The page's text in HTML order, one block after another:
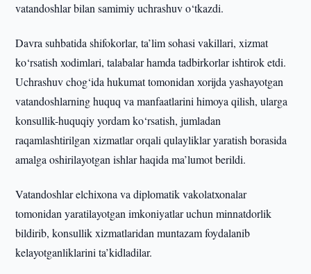
vatandoshlar bilan samimiy uchrashuv o‘tkazdi.
Davra suhbatida shifokorlar, ta’lim sohasi vakillari, xizmat
ko‘rsatish xodimlari, talabalar hamda tadbirkorlar ishtirok etdi.
Uchrashuv chog‘ida hukumat tomonidan xorijda yashayotgan
vatandoshlarning huquq va manfaatlarini himoya qilish, ularga
konsullik-huquqiy yordam ko‘rsatish, jumladan
raqamlashtirilgan xizmatlar orqali qulayliklar yaratish borasida
amalga oshirilayotgan ishlar haqida ma’lumot berildi.
Vatandoshlar elchixona va diplomatik vakolatxonalar
tomonidan yaratilayotgan imkoniyatlar uchun minnatdorlik
bildirib, konsullik xizmatlaridan muntazam foydalanib
kelayotganliklarini ta’kidladilar.